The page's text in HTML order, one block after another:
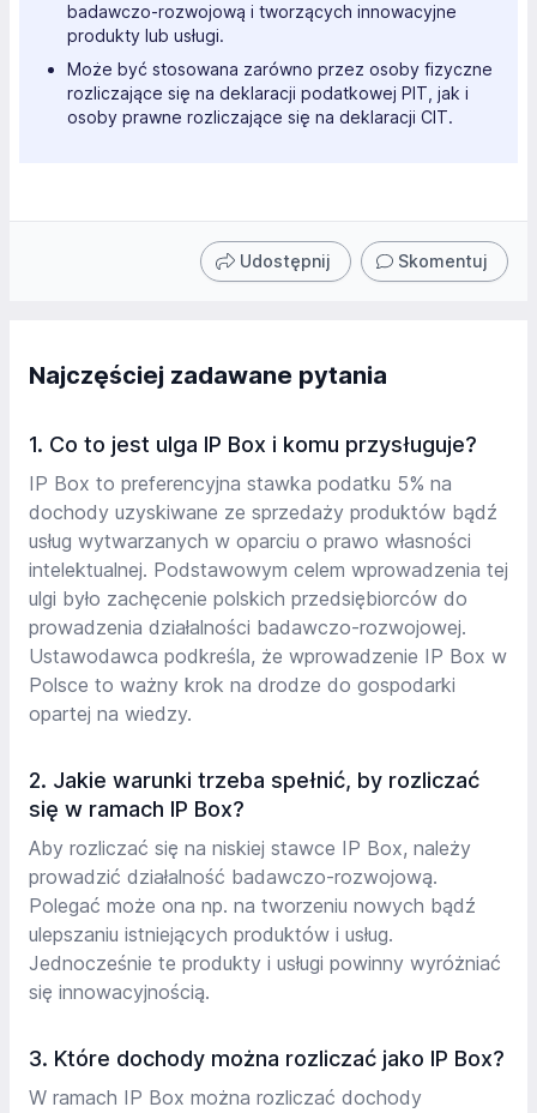
badawczo-rozwojową i tworzących innowacyjne
produkty lub usługi.
Może być stosowana zarówno przez osoby fizyczne
rozliczające się na deklaracji podatkowej PIT, jak i
osoby prawne rozliczające się na deklaracji CIT.
Udostępnij Skomentuj
Najczęściej zadawane pytania
1. Co to jest ulga IP Box i komu przysługuje?
IP Box to preferencyjna stawka podatku 5% na
dochody uzyskiwane ze sprzedaży produktów bądź
usług wytwarzanych w oparciu o prawo własności
intelektualnej. Podstawowym celem wprowadzenia tej
ulgi było zachęcenie polskich przedsiębiorców do
prowadzenia działalności badawczo-rozwojowej.
Ustawodawca podkreśla, że wprowadzenie IP Box w
Polsce to ważny krok na drodze do gospodarki
opartej na wiedzy.
2. Jakie warunki trzeba spełnić, by rozliczać
się w ramach IP Box?
Aby rozliczać się na niskiej stawce IP Box, należy
prowadzić działalność badawczo-rozwojową.
Polegać może ona np. na tworzeniu nowych bądź
ulepszaniu istniejących produktów i usług.
Jednocześnie te produkty i usługi powinny wyróżniać
się innowacyjnością.
3. Które dochody można rozliczać jako IP Box?
W ramach IP Box można rozliczać dochody